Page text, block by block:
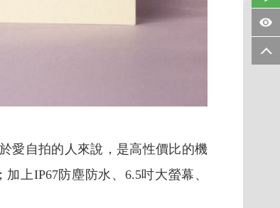
愛自拍的人來說，是高性價比的機
上IP67防塵防水、6.5吋大螢幕、